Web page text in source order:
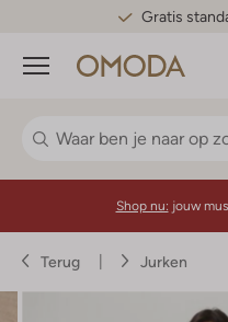
Gratis
Menu
Shop nu: jouw
Terug Jurken